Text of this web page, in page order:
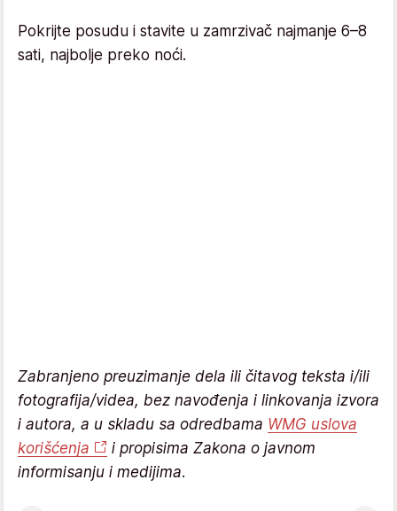
Pokrijte posudu i stavite u zamrzivač najmanje 6–8
sati, najbolje preko noći.
Zabranjeno preuzimanje dela ili čitavog teksta i/ili
fotografija/videa, bez navođenja i linkovanja izvora
i autora, a u skladu sa odredbama WMG uslova
korišćenja
i propisima Zakona o javnom
informisanju i medijima.